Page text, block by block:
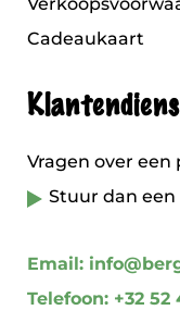
Cadeaukaart
Vragen over
Stuur dan
Email:
Telefoon: +32 52